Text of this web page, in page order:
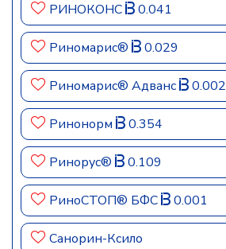
РИНОКОНС 0.041
Риномарис® 0.029
Риномарис® Адванс 0.002
Ринонорм 0.354
Ринорус® 0.109
РиноСТОП® БФС 0.001
Санорин-Ксило